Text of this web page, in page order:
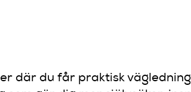
där du får praktisk